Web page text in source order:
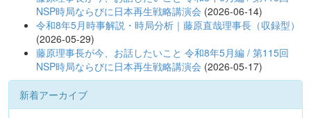
NSP時局ならびに日本再生戦略講演会 (2026-06-14)
令和8年5月時事解説・時局分析｜藤原直哉理事長（収録型）
(2026-05-29)
藤原理事長が今、お話したいこと 令和8年5月編 / 第115回
NSP時局ならびに日本再生戦略講演会 (2026-05-17)
新着アーカイブ